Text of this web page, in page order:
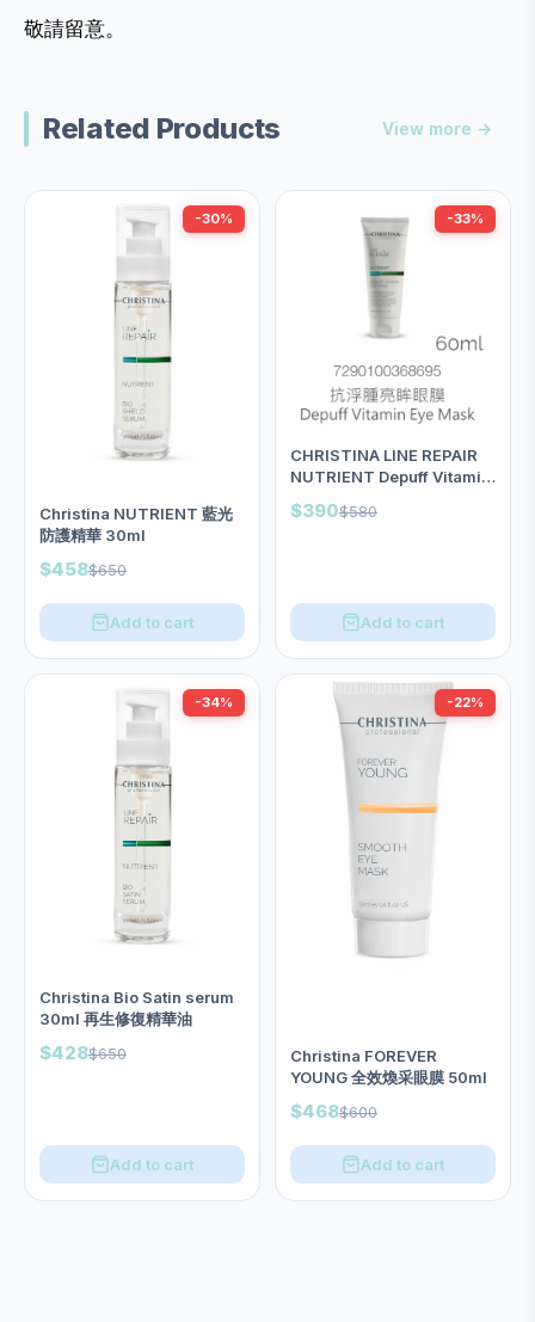
敬請留意。
Related Products View more →
-30%
Christina NUTRIENT 藍光
防護精華 30ml
$458$650
Add to cart
-33%
CHRISTINA LINE REPAIR
NUTRIENT Depuff Vitamin
(60ml)
$390$580
Add to cart
-34%
Christina Bio Satin serum
30ml 再生修復精華油
$428$650
Add to cart
-22%
Christina FOREVER
YOUNG 全效煥采眼膜 50ml
$468$600
Add to cart